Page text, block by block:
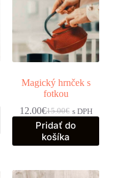
Magický hrnček s
fotkou
15.00€
12.00€ s DPH
Pridať do
košíka